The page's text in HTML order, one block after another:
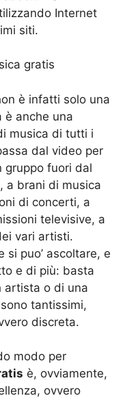
Internet
siti.
è infatti solo una
è anche una
musica di tutti i
dal video per
gruppo fuori dal
a brani di musica
di concerti, a
televisive, a
vari artisti.
si puo’ ascoltare, e
e di più: basta
artista o di una
tantissimi,
discreta.
modo per
è, ovviamente,
ovvero